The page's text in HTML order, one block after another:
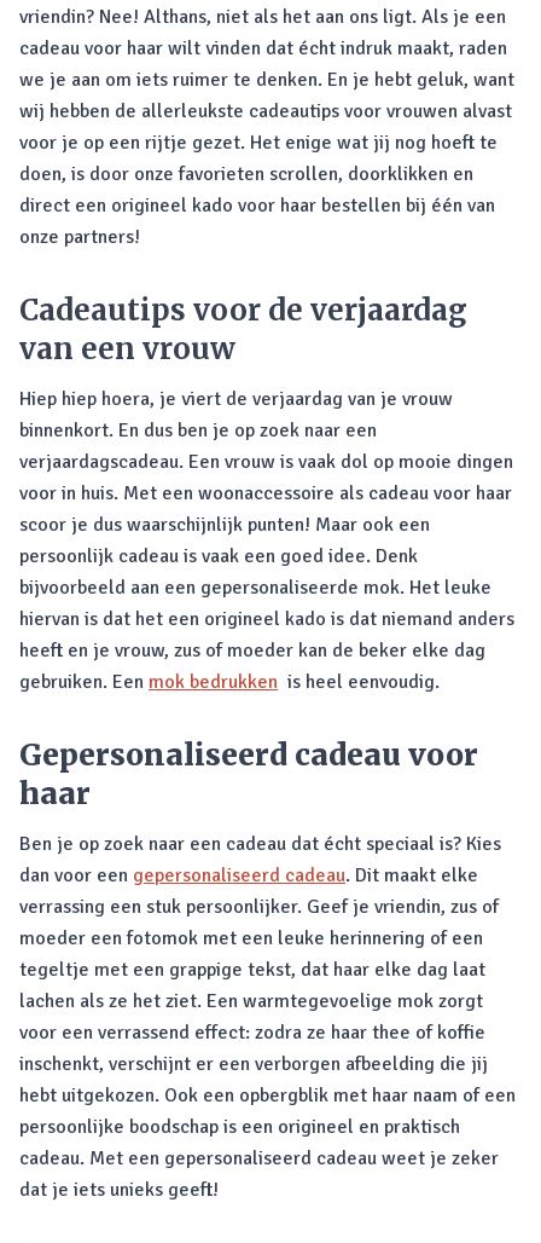
vriendin? Nee! Althans, niet als het aan ons ligt. Als je een
cadeau voor haar wilt vinden dat écht indruk maakt, raden
we je aan om iets ruimer te denken. En je hebt geluk, want
wij hebben de allerleukste cadeautips voor vrouwen alvast
voor je op een rijtje gezet. Het enige wat jij nog hoeft te
doen, is door onze favorieten scrollen, doorklikken en
direct een origineel kado voor haar bestellen bij één van
onze partners!
Cadeautips voor de verjaardag
van een vrouw
Hiep hiep hoera, je viert de verjaardag van je vrouw
binnenkort. En dus ben je op zoek naar een
verjaardagscadeau. Een vrouw is vaak dol op mooie dingen
voor in huis. Met een woonaccessoire als cadeau voor haar
scoor je dus waarschijnlijk punten! Maar ook een
persoonlijk cadeau is vaak een goed idee. Denk
bijvoorbeeld aan een gepersonaliseerde mok. Het leuke
hiervan is dat het een origineel kado is dat niemand anders
heeft en je vrouw, zus of moeder kan de beker elke dag
gebruiken. Een mok bedrukken is heel eenvoudig.
Gepersonaliseerd cadeau voor
haar
Ben je op zoek naar een cadeau dat écht speciaal is? Kies
dan voor een gepersonaliseerd cadeau. Dit maakt elke
verrassing een stuk persoonlijker. Geef je vriendin, zus of
moeder een fotomok met een leuke herinnering of een
tegeltje met een grappige tekst, dat haar elke dag laat
lachen als ze het ziet. Een warmtegevoelige mok zorgt
voor een verrassend effect: zodra ze haar thee of koffie
inschenkt, verschijnt er een verborgen afbeelding die jij
hebt uitgekozen. Ook een opbergblik met haar naam of een
persoonlijke boodschap is een origineel en praktisch
cadeau. Met een gepersonaliseerd cadeau weet je zeker
dat je iets unieks geeft!